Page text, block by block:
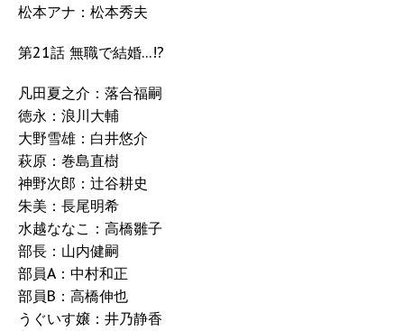
松本アナ：松本秀夫
第21話 無職で結婚…!?
凡田夏之介：落合福嗣
徳永：浪川大輔
大野雪雄：白井悠介
萩原：巻島直樹
神野次郎：辻谷耕史
朱美：長尾明希
水越ななこ：高橋雛子
部長：山内健嗣
部員A：中村和正
部員B：高橋伸也
うぐいす嬢：井乃静香